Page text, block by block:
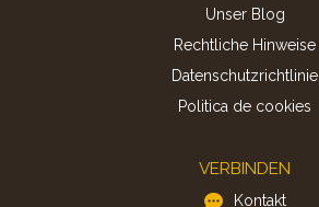
Unser Blog
Rechtliche Hinweise
Datenschutzrichtlinie
Politica de cookies
VERBINDEN
Kontakt